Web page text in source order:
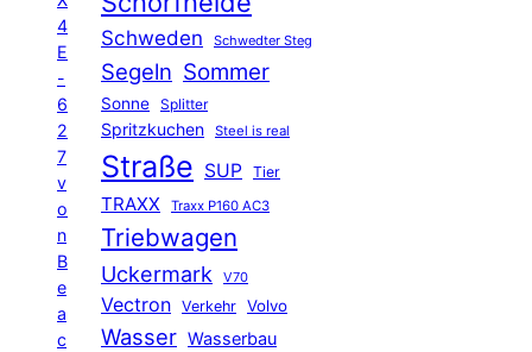
4
E
-
6
2
7
v
o
n
B
e
a
c
Schweden Schwedter Steg
Segeln Sommer
Sonne Splitter
Spritzkuchen Steel is real
Straße SUP Tier
TRAXX Traxx P160 AC3
Triebwagen
Uckermark V70
Vectron Verkehr Volvo
Wasser Wasserbau